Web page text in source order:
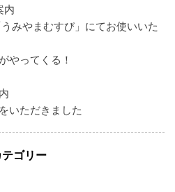
内
みやまむすび」にてお使いいた
やってくる！
いただきました
テゴリー